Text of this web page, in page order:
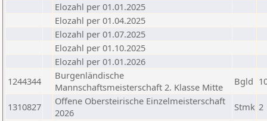
Elozahl per 01.01.2025
Elozahl per 01.04.2025
Elozahl per 01.07.2025
Elozahl per 01.10.2025
Elozahl per 01.01.2026
1244344
Burgenländische
Mannschaftsmeisterschaft 2. Klasse Mitte
Bgld
1310827
Offene Obersteirische Einzelmeisterschaft
2026
Stmk 2